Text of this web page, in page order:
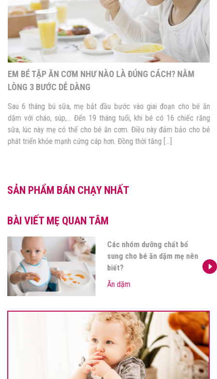
EM BÉ TẬP ĂN CƠM NHƯ NÀO LÀ ĐÚNG CÁCH? NẰM
LÒNG 3 BƯỚC DỄ DÀNG
Sau 6 tháng bú sữa, mẹ bắt đầu bước vào giai đoạn cho bé ăn
dặm với cháo, súp,… Đến 19 tháng tuổi, khi bé có 16 chiếc răng
sữa, lúc này mẹ có thể cho bé ăn cơm. Điều này đảm bảo cho bé
phát triển khỏe mạnh cứng cáp hơn. Đồng thời tăng […]
SẢN PHẨM BÁN CHẠY NHẤT
BÀI VIẾT MẸ QUAN TÂM
Các nhóm dưỡng chất bổ
sung cho bé ăn dặm mẹ nên
biết?
Ăn dặm